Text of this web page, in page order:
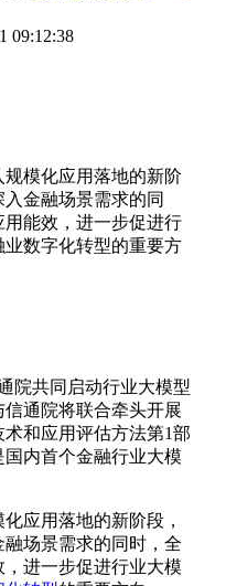
模化应用落地的新阶
金融场景需求的同
能效，进一步促进行
数字化转型的重要方
院共同启动行业大模型
通院将联合牵头开展
术和应用评估方法第1部
内首个金融行业大模
应用落地的新阶段，
场景需求的同时，全
进一步促进行业大模